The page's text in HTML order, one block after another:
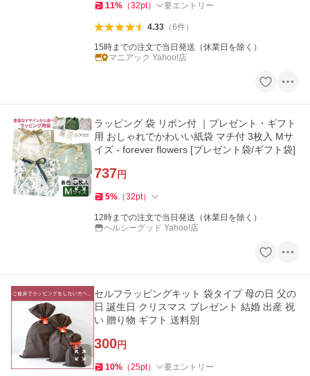
11% （32pt） 要エントリー
4.33（6件）
15時までの注文で当日発送（休業日を除く）
マニアック Yahoo!店
ラッピング 袋 リボン付 ｜プレゼント・ギフト
用 おしゃれでかわいい紙袋 マチ付 3枚入 Mサ
イズ - forever flowers [プレゼント袋/ギフト袋]
737円
5% （32pt）
12時までの注文で当日発送（休業日を除く）
ヘルシーグッド Yahoo!店
セルフラッピングキット 袋タイプ 母の日 父の
日 誕生日 クリスマス プレゼント 結婚 出産 祝
い 贈り物 ギフト 送料別
300円
10% （25pt） 要エントリー